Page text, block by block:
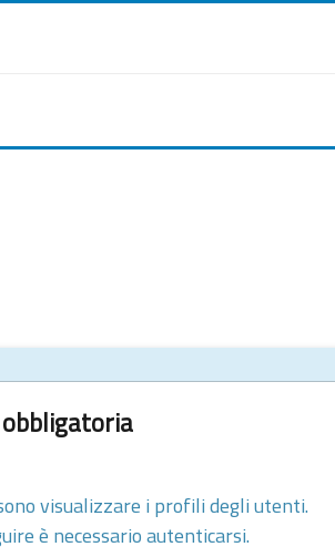
visualizzare i profili degli utenti.
è necessario autenticarsi.